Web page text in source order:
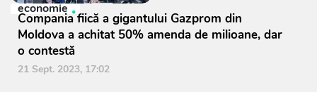
economie
Compania fiică a gigantului Gazprom din
Moldova a achitat 50% amenda de milioane, dar
o contestă
21 Sept. 2023, 17:02